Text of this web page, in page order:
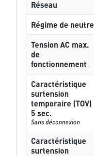
Réseau
Régime de neutre
Tension AC max.
de
fonctionnement
Caractéristique
surtension
temporaire (TOV)
5 sec.
Sans déconnexion
Caractéristique
surtension